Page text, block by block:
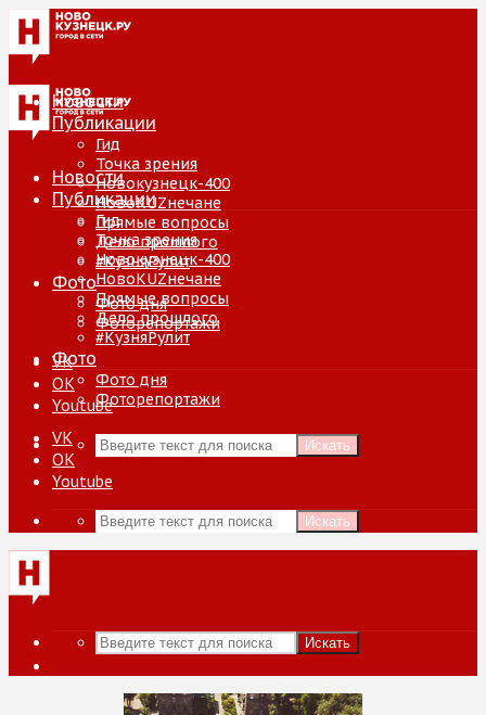
Новости
Публикации
Гид
Точка зрения
Новокузнецк-400
НовоKUZнечане
Прямые вопросы
Дело прошлого
#КузняРулит
Фото
Фото дня
Фоторепортажи
VK
ОК
Youtube
Искать
Новости
Публикации
Гид
Точка зрения
Новокузнецк-400
НовоKUZнечане
Прямые вопросы
Дело прошлого
#КузняРулит
Фото
Фото дня
Фоторепортажи
VK
ОК
Youtube
Искать
Искать